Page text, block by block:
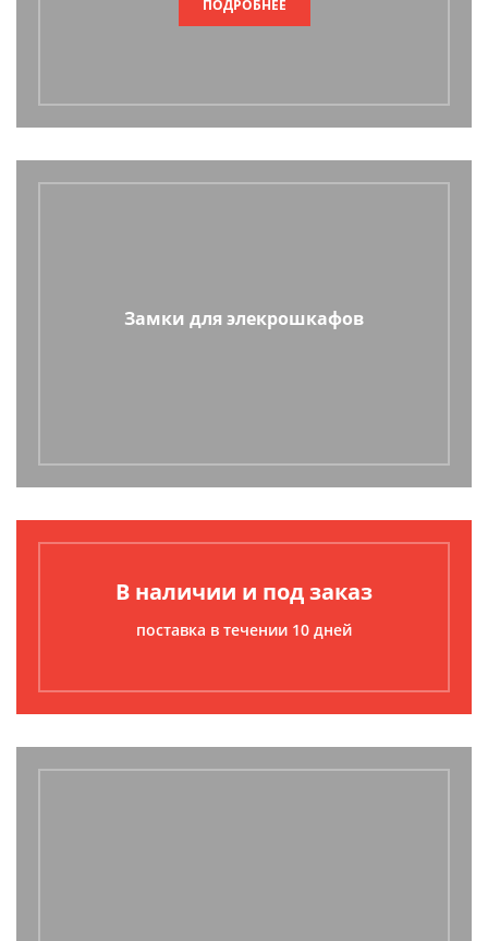
ПОДРОБНЕЕ
Замки для элекрошкафов
В наличии и под заказ
поставка в течении 10 дней